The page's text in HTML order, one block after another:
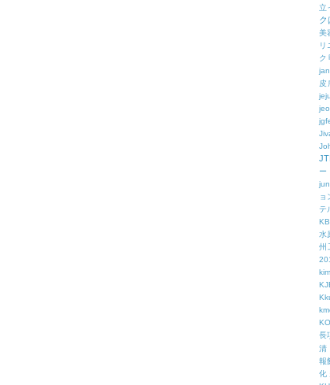
立
ク
美
リ
ク
皮
ョ
テ
水
州
長
清
報